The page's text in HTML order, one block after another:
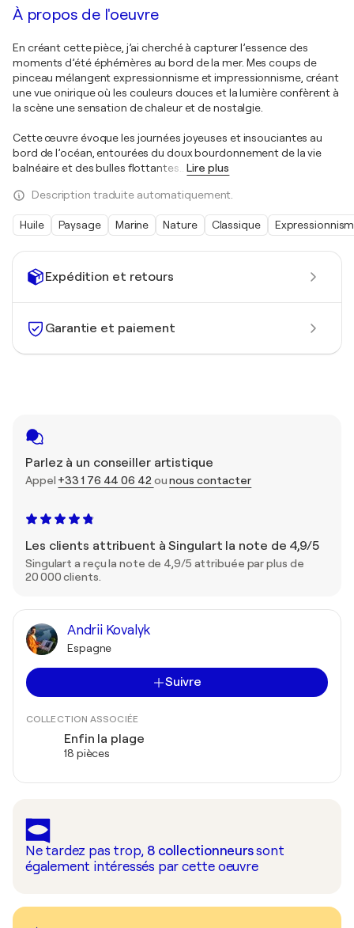
Expédition et retours
Garantie et paiement
Parlez à un conseiller artistique
Appel +33 1 76 44 06 42ounous contacter
Les clients attribuent à Singulart la note de 4,9/5
Singulart a reçu la note de 4,9/5 attribuée par plus de
20 000 clients.
Andrii Kovalyk
Espagne
Suivre
COLLECTION ASSOCIÉE
Enfin la plage
18 pièces
Ne tardez pas trop, 8collectionneurssont
également intéressés par cette oeuvre
À propos de l'oeuvre
En créant cette pièce, j’ai cherché à capturer l’essence des
moments d’été éphémères au bord de la mer. Mes coups de
pinceau mélangent expressionnisme et impressionnisme, créant
une vue onirique où les couleurs douces et la lumière confèrent à
la scène une sensation de chaleur et de nostalgie.
Cette œuvre évoque les journées joyeuses et insouciantes au
bord de l’océan, entourées du doux bourdonnement de la vie
balnéaire et des bulles flottantes… Lire plus
Description traduite automatiquement.
Huile Paysage Marine Nature Classique